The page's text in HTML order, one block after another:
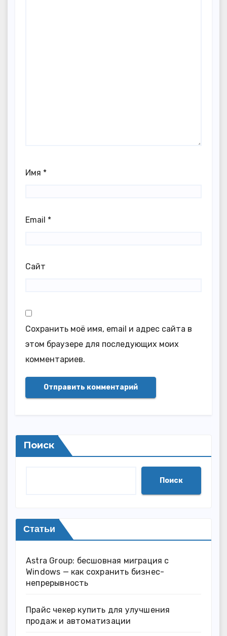
Имя *
Email *
Сайт
Сохранить моё имя, email и адрес сайта в
этом браузере для последующих моих
комментариев.
Поиск
Поиск
Статьи
Astra Group: бесшовная миграция с
Windows — как сохранить бизнес-
непрерывность
Прайс чекер купить для улучшения
продаж и автоматизации